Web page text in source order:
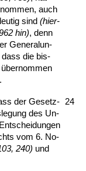
auch
sind (hier­
hin), denn
Ge­ne­ral­un­
dass die bis­
.
der Ge­setz­
des Un­
vom 6. No­
240) und
24